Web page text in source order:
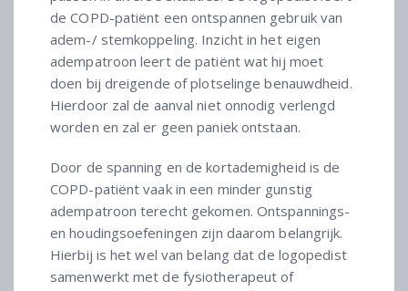
de COPD-patiënt een ontspannen gebruik van
adem-/ stemkoppeling. Inzicht in het eigen
adempatroon leert de patiënt wat hij moet
doen bij dreigende of plotselinge benauwdheid.
Hierdoor zal de aanval niet onnodig verlengd
worden en zal er geen paniek ontstaan.
Door de spanning en de kortademigheid is de
COPD-patiënt vaak in een minder gunstig
adempatroon terecht gekomen. Ontspannings-
en houdingsoefeningen zijn daarom belangrijk.
Hierbij is het wel van belang dat de logopedist
samenwerkt met de fysiotherapeut of